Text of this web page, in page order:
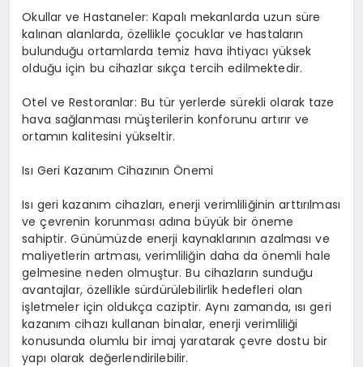
Okullar ve Hastaneler: Kapalı mekanlarda uzun süre
kalınan alanlarda, özellikle çocuklar ve hastaların
bulunduğu ortamlarda temiz hava ihtiyacı yüksek
olduğu için bu cihazlar sıkça tercih edilmektedir.
Otel ve Restoranlar: Bu tür yerlerde sürekli olarak taze
hava sağlanması müşterilerin konforunu artırır ve
ortamın kalitesini yükseltir.
Isı Geri Kazanım Cihazının Önemi
Isı geri kazanım cihazları, enerji verimliliğinin arttırılması
ve çevrenin korunması adına büyük bir öneme
sahiptir. Günümüzde enerji kaynaklarının azalması ve
maliyetlerin artması, verimliliğin daha da önemli hale
gelmesine neden olmuştur. Bu cihazların sunduğu
avantajlar, özellikle sürdürülebilirlik hedefleri olan
işletmeler için oldukça caziptir. Aynı zamanda, ısı geri
kazanım cihazı kullanan binalar, enerji verimliliği
konusunda olumlu bir imaj yaratarak çevre dostu bir
yapı olarak değerlendirilebilir.